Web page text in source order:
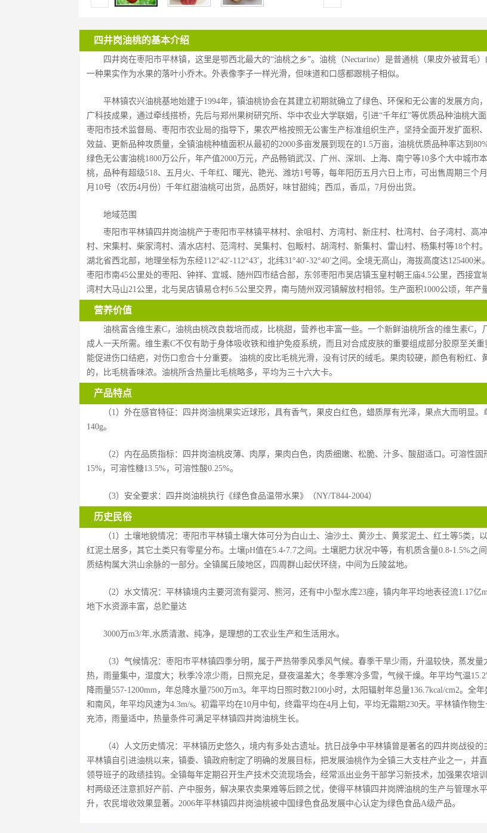
四井岗油桃的基本介绍
四井岗在枣阳市平林镇，这里是鄂西北最大的“油桃之乡”。油桃（Nectarine）是普通桃（果皮外被茸毛
一种果实作为水果的落叶小乔木。外表像李子一样光滑，但味道和口感都跟桃子相似。
平林镇农兴油桃基地始建于1994年，镇油桃协会在其建立初期就确立了绿色、环保和无公害的发展方向
广科技成果，通过牵线搭桥，先后与郑州果树研究所、华中农业大学联姻，引进“千年红”等优质品种油桃大
枣阳市技术监督局、枣阳市农业局的指导下，果农严格按照无公害生产标准组织生产，坚持全面开发扩面积
效益、更新品种攻质量，全镇油桃种植面积从最初的2000多亩发展到现在的1.5万亩，油桃优质品种率达到
绿色无公害油桃1800万公斤，年产值2000万元，产品畅销武汉、广州、深圳、上海、南宁等10多个大中城市
桃，品种有超级518、五月火、千年红、曙光、艳光、潍坊1号等，每年阳历五月六日上市，可出售周期三个
月10号（农历4月份）千年红甜油桃可出货，品质好，味甘甜纯；西瓜，香瓜，7月份出货。
地域范围
枣阳市平林镇四井岗油桃产于枣阳市平林镇平林村、余咀村、方湾村、新庄村、杜湾村、台子湾村、高
村、宋集村、柴家湾村、清水店村、范湾村、吴集村、包畈村、胡湾村、新集村、雷山村、杨集村等18个村
湖北省西北部，地理坐标为东经112°42′-112°43′，北纬31°40′-32°40′之间。全境无高山，海拔高度达125400米
枣阳市南45公里处的枣阳、钟祥、宜城、随州四市结合部，东邻枣阳市吴店镇玉皇村朝王庙4.5公里，西接宜
湾村大马山21公里，北与吴店镇易仓村6.5公里交界，南与随州双河镇解放村相邻。生产面积1000公顷，年产量
营养价值
油桃富含维生素C，油桃由桃改良栽培而成，比桃甜，营养也丰富一些。一个新鲜油桃所含的维生素C，
成人一天所需。维生素C不仅有助于身体吸收铁和维护免疫系统，而且对合成皮肤的重要组成部分胶原至关重
能促进伤口结疤，对伤口愈合十分重要。 油桃的皮比毛桃光滑，没有讨厌的绒毛。果肉较硬，颜色有粉红、
的，比毛桃香味浓。油桃所含热量比毛桃略多，平均为三十六大卡。
产品特点
（1）外在感官特征：四井岗油桃果实近球形，具有香气，果皮白红色，蜡质厚有光泽，果点大而明显。
140g。
（2）内在品质指标：四井岗油桃皮薄、肉厚，果肉白色，肉质细嫩、松脆、汁多、酸甜适口。可溶性固
15%，可溶性糖13.5%，可溶性酸0.25%。
（3）安全要求：四井岗油桃执行《绿色食品温带水果》（NY/T844-2004）
历史民俗
（1）土壤地貌情况：枣阳市平林镇土壤大体可分为白山土、油沙土、黄沙土、黄浆泥土、红土等5类，
红泥土居多，其它土类只有零星分布。土壤pH值在5.4-7.7之间。土壤肥力状况中等，有机质含量0.8-1.5%之
质结构属大洪山余脉的一部分。全镇属丘陵地区，四周群山起伏环绕，中间为丘陵盆地。
（2）水文情况：平林镇境内主要河流有婴河、熊河，还有中小型水库23座，镇内年平均地表径流1.17亿
地下水资源丰富，总贮量达
3000万m3/年,水质清澈、纯净，是理想的工农业生产和生活用水。
（3）气候情况：枣阳市平林镇四季分明，属于严热带季风季风气候。春季干旱少雨，升温较快，蒸发量
热，雨量集中，湿度大；秋季冷凉少雨，日照充足，昼夜温差大；冬季寒冷多雪，气候干燥。年平均气温
降雨量557-1200mm，年总降水量7500万m3。年平均日照时数2100小时，太阳辐射年总量136.7kcal/cm2。全
和南风，年平均风速为4.3m/s。初霜平均在10月中旬，终霜平均在4月上旬，平均无霜期230天。平林镇作物
充沛，雨量适中，热量条件可满足平林镇四井岗油桃生长。
（4）人文历史情况：平林镇历史悠久，境内有多处古遗址。抗日战争中平林镇曾是著名的四井岗战役的
平林镇自引进油桃以来，镇委、镇政府制定了明确的发展目标，把发展油桃作为全镇三大支柱产业之一，并
领导班子的政绩挂钩。全镇每年定期召开生产技术交流现场会，经常派出业务干部学习新技术，加强果农培
村两级还注意抓好产前、产中服务，解决果农卖果难等后顾之忧，使得平林镇四井岗牌油桃的生产与管理水
升，农民增收效果显著。2006年平林镇四井岗油桃被中国绿色食品发展中心认定为绿色食品A级产品。